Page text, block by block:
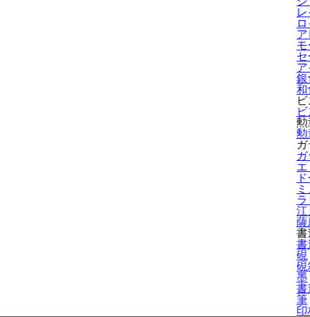
ア
モ
セ
ア
銀
和
勲
勲
エ
江
薩
書
書
硯
硯
墨
書
筆
印